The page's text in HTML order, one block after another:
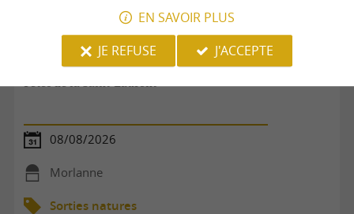
Fêtes de la Saint-Laurent
08/08/2026
Morlanne
Sorties natures
EN SAVOIR PLUS
JE REFUSE
J'ACCEPTE